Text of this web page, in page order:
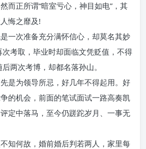
而正所谓“暗室亏心，神目如电”，其
悔之靡及!
一次准备充分满怀信心，却莫名其妙
考取，毕业时却面临文凭贬值，不得
两次考博，却都名落孙山。
是为领导所忌，好几年不得起用。好
的机会，前面的笔试面试一路高奏凯
定中落马，至今仍蹉跎岁月、一事无
知何故，婚前婚后判若两人，家里每